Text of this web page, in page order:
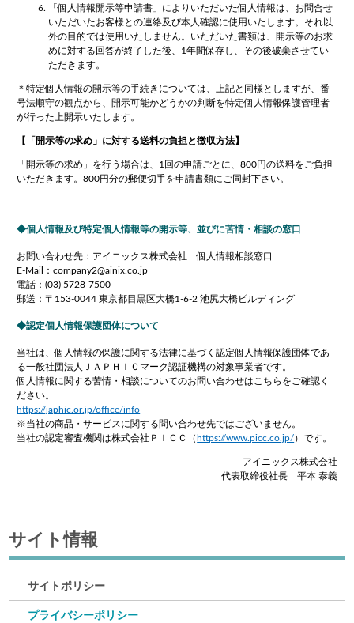
サイト情報
サイトポリシー
プライバシーポリシー
「個人情報開示等申請書」によりいただいた個人情報は、お問合せ
いただいたお客様との連絡及び本人確認に使用いたします。それ以
外の目的では使用いたしません。いただいた書類は、開示等のお求
めに対する回答が終了した後、1年間保存し、その後破棄させてい
ただきます。
＊特定個人情報の開示等の手続きについては、上記と同様としますが、番
号法順守の観点から、開示可能かどうかの判断を特定個人情報保護管理者
が行った上開示いたします。
【「開示等の求め」に対する送料の負担と徴収方法】
「開示等の求め」を行う場合は、1回の申請ごとに、800円の送料をご負担
いただきます。800円分の郵便切手を申請書類にご同封下さい。
個人情報及び特定個人情報等の開示等、並びに苦情・相談の窓口
お問い合わせ先：アイニックス株式会社 個人情報相談窓口
E-Mail：company2@ainix.co.jp
電話：(03) 5728-7500
郵送：〒153-0044 東京都目黒区大橋1-6-2 池尻大橋ビルディング
認定個人情報保護団体について
当社は、個人情報の保護に関する法律に基づく認定個人情報保護団体であ
る一般社団法人ＪＡＰＨＩＣマーク認証機構の対象事業者です。
個人情報に関する苦情・相談についてのお問い合わせはこちらをご確認く
ださい。
https://japhic.or.jp/office/info
※当社の商品・サービスに関する問い合わせ先ではございません。
当社の認定審査機関は株式会社ＰＩＣＣ（ https://www.picc.co.jp/）です。
アイニックス株式会社
代表取締役社長 平本 泰義